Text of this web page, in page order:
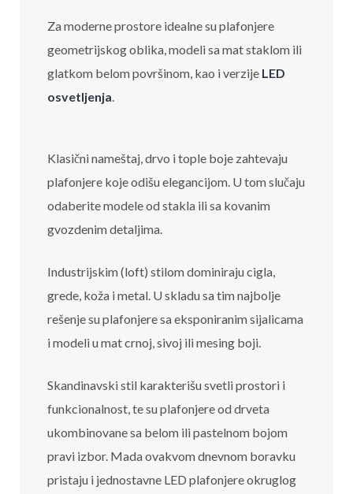
Za moderne prostore idealne su plafonjere
geometrijskog oblika, modeli sa mat staklom ili
glatkom belom površinom, kao i verzije LED
osvetljenja.
Klasični nameštaj, drvo i tople boje zahtevaju
plafonjere koje odišu elegancijom. U tom slučaju
odaberite modele od stakla ili sa kovanim
gvozdenim detaljima.
Industrijskim (loft) stilom dominiraju cigla,
grede, koža i metal. U skladu sa tim najbolje
rešenje su plafonjere sa eksponiranim sijalicama
i modeli u mat crnoj, sivoj ili mesing boji.
Skandinavski stil karakterišu svetli prostori i
funkcionalnost, te su plafonjere od drveta
ukombinovane sa belom ili pastelnom bojom
pravi izbor. Mada ovakvom dnevnom boravku
pristaju i jednostavne LED plafonjere okruglog